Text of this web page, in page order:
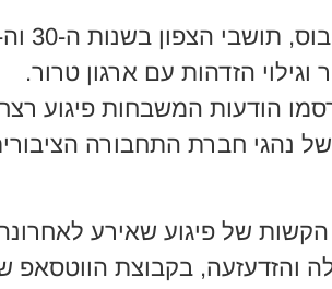
הזדהות עם ארגון טרור.
הודעות המשבחות פיגוע
נהגי חברת התחבורה
של פיגוע שאירע
והזדעזעה, בקבוצת הווטסאפ